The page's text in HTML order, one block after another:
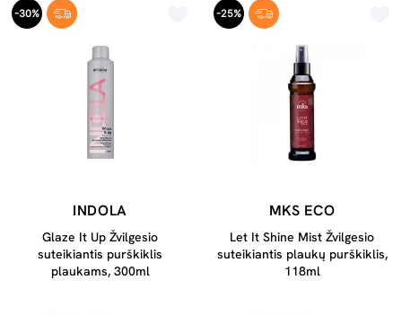
-30%
INDOLA
Glaze It Up Žvilgesio
suteikiantis purškiklis
plaukams, 300ml
-25%
MKS ECO
Let It Shine Mist Žvilgesio
suteikiantis plaukų purškiklis,
118ml